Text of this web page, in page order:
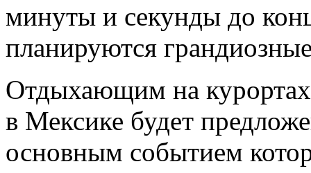
минуты и секунды до
планируются
Отдыхающим на
в Мексике будет
основным событием